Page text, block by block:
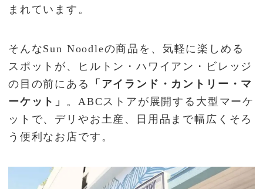
まれています。
そんなSun Noodleの商品を、気軽に楽しめる
スポットが、ヒルトン・ハワイアン・ビレッジ
の目の前にある
「アイランド・カントリー・マ
ーケット」 。ABCストアが展開する大型マーケ
ットで、デリやお土産、日用品まで幅広くそろ
う便利なお店です。